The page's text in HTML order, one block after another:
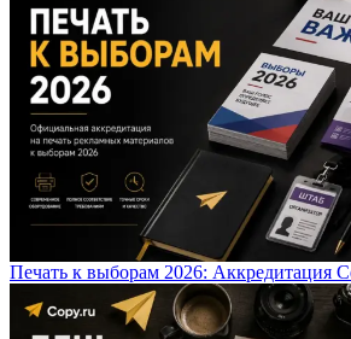
Печать к выборам 2026: Аккредитация